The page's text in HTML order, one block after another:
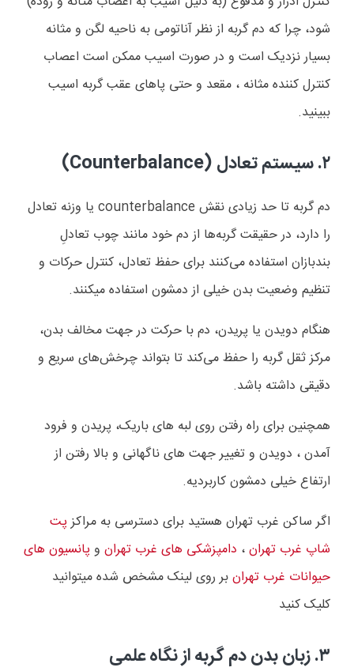
شود، چرا که دم گربه از نظر آناتومی به ناحیه لگن و مثانه
بسیار نزدیک است و در صورت اسیب ممکن است اعصاب
کنترل کننده مثانه ، مقعد و حتی پاهای عقب گربه اسیب
ببینید.
۲. سیستم تعادل (Counterbalance
)
دم گربه تا حد زیادی نقش counterbalance یا وزنه تعادل
را دارد، در حقیقتگربه‌ها از دم خود مانند چوب تعادلِ
بندبازان استفاده می‌کنند برای حفظ تعادل، کنترل حرکات و
تنظیم وضعیت بدن خیلی از دمشون استفاده میکنند.
هنگام دویدن یا پریدن، دم با حرکت در جهت مخالف بدن،
مرکز ثقل گربه را حفظ می‌کند تا بتواند چرخش‌های سریع و
دقیقی داشته باشد.
همچنین برای راه رفتن روی لبه های باریک، پریدن و فرود
آمدن ، دویدن و تغییر جهت های ناگهانی و بالا رفتن از
ارتفاع خیلی دمشون کاربردیه.
اگر ساکن غرب تهران هستید برای دسترسی به مراکزپت
شاپ غرب تهران، دامپزشکی های غرب تهران وپانسیون های
حیوانات غرب تهرانبر روی لینک مشخص شده میتوانید
کلیک کنید
۳. زبان بدن دم گربه از نگاه علمی